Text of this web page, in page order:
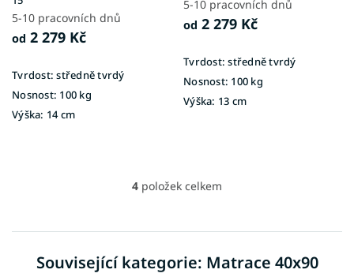
5-10 pracovních dnů
od 2 279 Kč
Tvrdost: středně tvrdý
Nosnost: 100 kg
Výška: 14 cm
5-10 pracovních dnů
od 2 279 Kč
Tvrdost: středně tvrdý
Nosnost: 100 kg
Výška: 13 cm
O
á
d
a
4 položek celkem
Související kategorie: Matrace 40x90